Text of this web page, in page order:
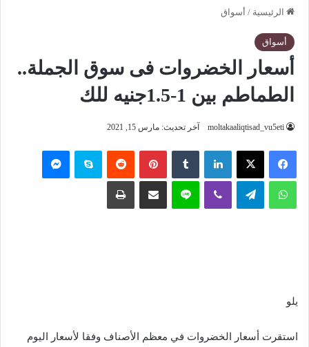
الرئيسية / أسواق
أسواق
أسعار الخضروات فى سوق الجملة..
الطماطم بين 1-1.5جنيه للك
moltakaaliqtisad_vu5eti آخر تحديث: مارس 15, 2021
فيسبوك ‫X لينكدإن بينتيريست سكايب
واتساب تيلقرام لاين
يلو
استقرت أسعار الخضروات في معظم الأصناف وفقا لأسعار اليوم